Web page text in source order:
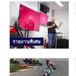
รายงานพิเศษ